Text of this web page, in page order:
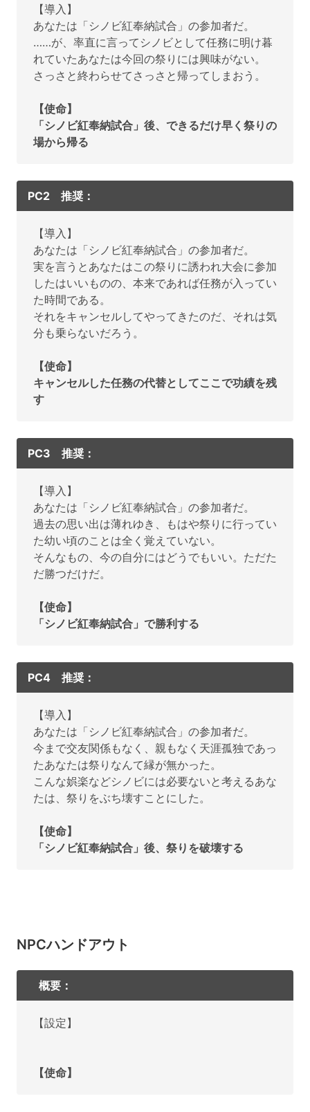
【導入】
あなたは「シノビ紅奉納試合」の参加者だ。
……が、率直に言ってシノビとして任務に明け暮
れていたあなたは今回の祭りには興味がない。
さっさと終わらせてさっさと帰ってしまおう。
【使命】
「シノビ紅奉納試合」後、できるだけ早く祭りの
場から帰る
PC2 推奨：
【導入】
あなたは「シノビ紅奉納試合」の参加者だ。
実を言うとあなたはこの祭りに誘われ大会に参加
したはいいものの、本来であれば任務が入ってい
た時間である。
それをキャンセルしてやってきたのだ、それは気
分も乗らないだろう。
【使命】
キャンセルした任務の代替としてここで功績を残
す
PC3 推奨：
【導入】
あなたは「シノビ紅奉納試合」の参加者だ。
過去の思い出は薄れゆき、もはや祭りに行ってい
た幼い頃のことは全く覚えていない。
そんなもの、今の自分にはどうでもいい。ただた
だ勝つだけだ。
【使命】
「シノビ紅奉納試合」で勝利する
PC4 推奨：
【導入】
あなたは「シノビ紅奉納試合」の参加者だ。
今まで交友関係もなく、親もなく天涯孤独であっ
たあなたは祭りなんて縁が無かった。
こんな娯楽などシノビには必要ないと考えるあな
たは、祭りをぶち壊すことにした。
【使命】
「シノビ紅奉納試合」後、祭りを破壊する
NPCハンドアウト
概要：
【設定】
【使命】